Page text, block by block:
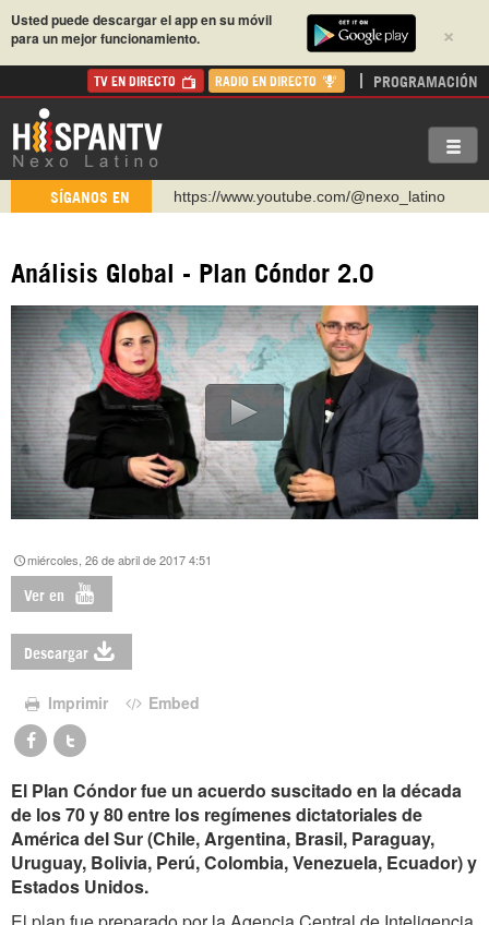
×
Usted puede descargar el app en su móvil
para un mejor funcionamiento.
TV EN DIRECTO RADIO EN DIRECTO PROGRAMACIÓN
SÍGANOS EN
https://www.youtube.com/@nexo_latino
https://t.me/hispantvcanal
WhatsApp y Viber: +98 921 79 29 404
Instagram como: hispan_tv
https://www.facebook.com/Nexolatino.Canal
Análisis Global - Plan Cóndor 2.0
miércoles, 26 de abril de 2017 4:51
Ver en
Descargar
Imprimir Embed
El Plan Cóndor fue un acuerdo suscitado en la década
de los 70 y 80 entre los regímenes dictatoriales de
América del Sur (Chile, Argentina, Brasil, Paraguay,
Uruguay, Bolivia, Perú, Colombia, Venezuela, Ecuador) y
Estados Unidos.